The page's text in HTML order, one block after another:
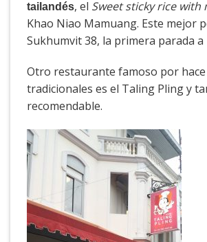
tailandés, el Sweet sticky rice with
Khao Niao Mamuang. Este mejor
Sukhumvit 38, la primera parada a
Otro restaurante famoso por
tradicionales es el Taling Pling y
recomendable.